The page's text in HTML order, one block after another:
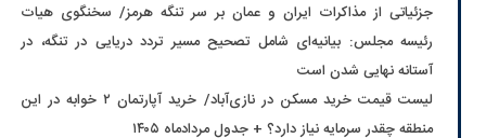
جزئیاتی از مذاکرات ایران و عمان بر سر تنگه هرمز/ سخنگوی هیات
رئیسه مجلس: بیانیه‌ای شامل تصحیح مسیر تردد دریایی در تنگه، در
آستانه نهایی شدن است
لیست قیمت خرید مسکن در نازی‌آباد/ خرید آپارتمان ۲ خوابه در این
منطقه چقدر سرمایه نیاز دارد؟ + جدول مردادماه ۱۴۰۵